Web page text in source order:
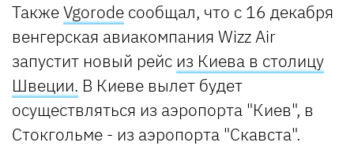
ТакжеVgorode сообщал, что с 16 декабря
венгерская авиакомпания Wizz Air
запустит новый рейс из Киева в столицу
Швеции. В Киеве вылет будет
осуществляться из аэропорта "Киев", в
Стокгольме - из аэропорта "Скавста".